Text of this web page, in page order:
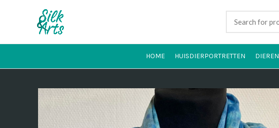
HOME HUISDIERPORTRETTEN DIEREN